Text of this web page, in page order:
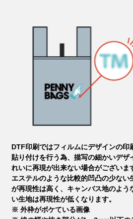
DTF印刷ではフィルムにデザインの印
貼り付けを行う為、描写の細かいデザ
れいに再現が出来ない場合がございま
エステルのような比較的凹凸の少ない
が再現性は高く、キャンバス地のよう
い生地は再現性が低くなります。
※ 外枠がボケている画像